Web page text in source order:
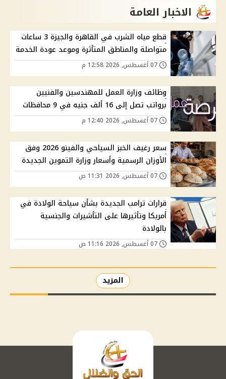
الاخبار العامة
قطع مياه الشرب في القاهرة والجيزة 3 ساعات
متواصلة والمناطق المتأثرة وموعد عودة الخدمة
وظائف وزارة العمل للمهندسين والفنيين
برواتب تصل إلى 16 ألف جنيه في 9 محافظات
سعر رغيف الخبز السياحي والفينو 2026 وفق
الأوزان الرسمية وأسعار وزارة التموين الجديدة
قرارات ترامب الجديدة بشأن سياحة الولادة في
أمريكا وتأثيرها على التأشيرات والجنسية
بالولادة
المزيد